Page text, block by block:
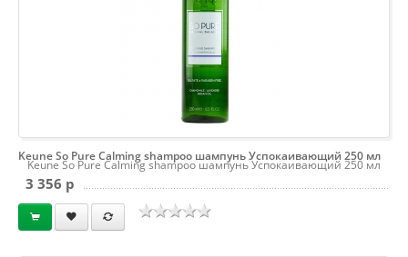
Keune So Pure Calming shampoo шампунь Успокаивающий 250 мл
Keune So Pure Calming shampoo шампунь Успокаивающий 250 мл
3 356 p